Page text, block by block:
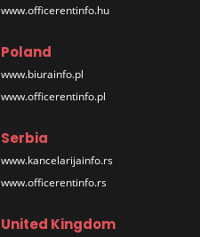
www.officerentinfo.hu
Poland
www.biurainfo.pl
www.officerentinfo.pl
Serbia
www.kancelarijainfo.rs
www.officerentinfo.rs
United Kingdom